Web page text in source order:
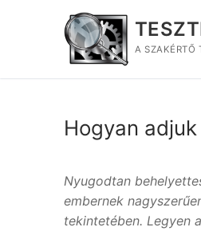
A SZAKÉRTŐ
Hogyan
Nyugodtan
embernek
tekintetében. Legyen